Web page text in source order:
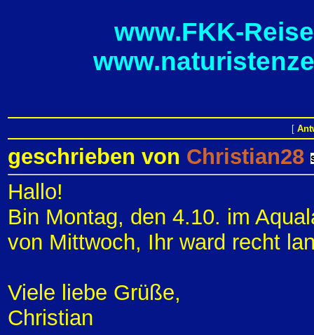
www.FKK-
[
geschrieben von Christian28
Hallo!
Bin Montag, den 4.10. im
von Mittwoch, Ihr ward recht
Viele liebe Grüße,
Christian